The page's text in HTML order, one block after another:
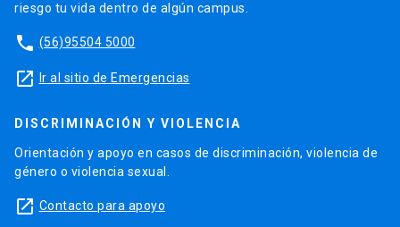
riesgo tu vida dentro de algún campus.
phone (56)95504 5000
launch Ir al sitio de Emergencias
DISCRIMINACIÓN Y VIOLENCIA
Orientación y apoyo en casos de discriminación, violencia de
género o violencia sexual.
launch Contacto para apoyo